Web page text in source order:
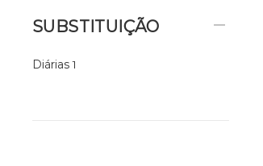
SUBSTITUIÇÃO
Diárias 1